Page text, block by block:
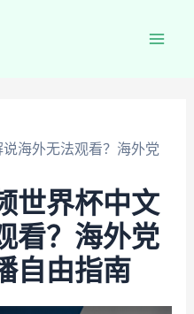
海外无法观看？海外党
世界杯中文
看？海外党
自由指南